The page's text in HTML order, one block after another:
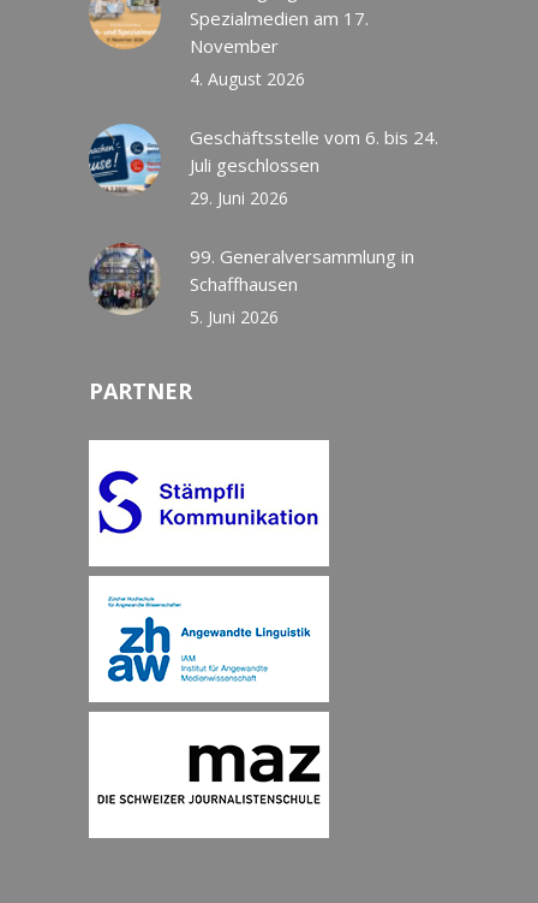
Spezialmedien am 17.
November
4. August 2026
Geschäftsstelle vom 6. bis 24.
Juli geschlossen
29. Juni 2026
99. Generalversammlung in
Schaffhausen
5. Juni 2026
PARTNER